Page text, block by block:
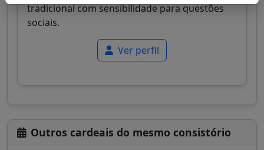
tradicional com sensibilidade para questões
sociais.
Ver perfil
Outros cardeais do mesmo consistório